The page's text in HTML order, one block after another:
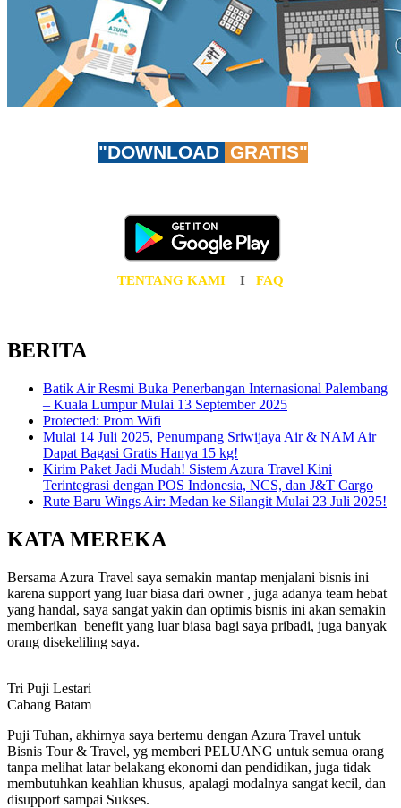
"DOWNLOAD GRATIS"
TENTANG KAMI I FAQ
BERITA
Batik Air Resmi Buka Penerbangan Internasional Palembang
– Kuala Lumpur Mulai 13 September 2025
Protected: Prom Wifi
Mulai 14 Juli 2025, Penumpang Sriwijaya Air & NAM Air
Dapat Bagasi Gratis Hanya 15 kg!
Kirim Paket Jadi Mudah! Sistem Azura Travel Kini
Terintegrasi dengan POS Indonesia, NCS, dan J&T Cargo
Rute Baru Wings Air: Medan ke Silangit Mulai 23 Juli 2025!
KATA MEREKA
Bersama Azura Travel saya semakin mantap menjalani bisnis ini
karena support yang luar biasa dari owner , juga adanya team hebat
yang handal, saya sangat yakin dan optimis bisnis ini akan semakin
memberikan benefit yang luar biasa bagi saya pribadi, juga banyak
orang disekeliling saya.
Tri Puji Lestari
Cabang Batam
Puji Tuhan, akhirnya saya bertemu dengan Azura Travel untuk
Bisnis Tour & Travel, yg memberi PELUANG untuk semua orang
tanpa melihat latar belakang ekonomi dan pendidikan, juga tidak
membutuhkan keahlian khusus, apalagi modalnya sangat kecil, dan
disupport sampai Sukses.